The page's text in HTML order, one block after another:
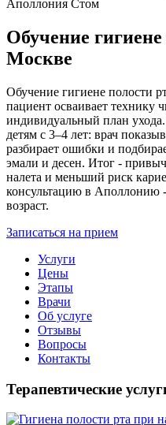
Обучение
Москве
Обучение гигиене полости
пациент осваивает технику
индивидуальный план
детям с 3–4 лет: врач
разбирает ошибки и
эмали и десен. Итог -
налета и меньший риск
консультацию в Аполлонию
возраст.
Записаться на прием
Услуги
Цены
Этапы
Врачи
Об услуге
Отзывы
Вопросы
Контакты
Терапевтические